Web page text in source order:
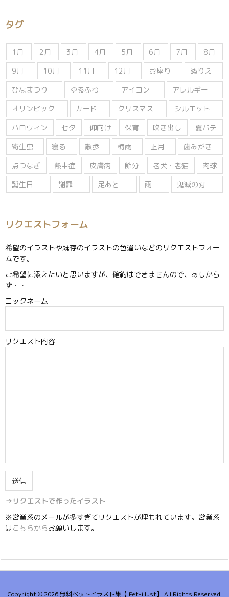
ー
タグ
1月 2月 3月 4月 5月 6月 7月
8月
9月
10月 11月 12月 お座り
ぬりえ
ひなまつり
ゆるふわ アイコン
アレルギー
オリンピック
カード クリスマス
シルエット
ハロウィン
七夕 仰向け 保育 吹き出し
夏バテ
寄生虫
寝る 散歩 梅雨 正月
歯みがき
点つなぎ
熱中症 皮膚病 節分 老犬・老猫
肉球
誕生日
謝罪 足あと 雨 鬼滅の刃
リクエストフォーム
希望のイラストや既存のイラストの色違いなどのリクエストフォー
ムです。
ご希望に添えたいと思いますが、確約はできませんので、あしから
ず・・
ニックネーム
リクエスト内容
→リクエストで作ったイラスト
※営業系のメールが多すぎてリクエストが埋もれています。営業系
はこちらからお願いします。
Copyright ©2026 無料ペットイラスト集【 Pet-illust】 All Rights Reserved.